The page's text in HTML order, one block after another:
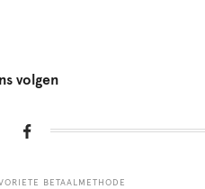
volgen
BETAALMETHODE